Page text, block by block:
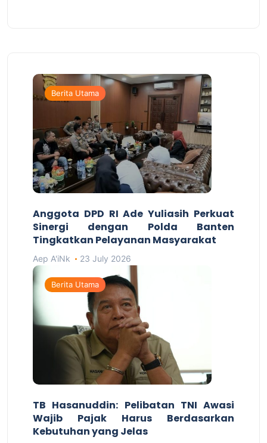
Berita Utama
Anggota DPD RI Ade Yuliasih Perkuat
Sinergi dengan Polda Banten
Tingkatkan Pelayanan Masyarakat
Aep A'iNk 23 July 2026
Berita Utama
TB Hasanuddin: Pelibatan TNI Awasi
Wajib Pajak Harus Berdasarkan
Kebutuhan yang Jelas